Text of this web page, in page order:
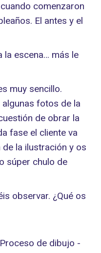
comenzaron
El antes y el
la escena… más le
muy sencillo.
fotos de la
de obrar la
fase el cliente va
la ilustración y os
súper chulo de
observar. ¿Qué os